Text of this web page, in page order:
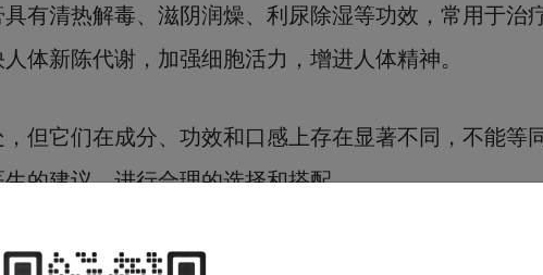
有清热解毒、滋阴润燥、利尿除湿等功效，常用于治
体新陈代谢，加强细胞活力，增进人体精神。
但它们在成分、功效和口感上存在显著不同，不能等
的建议，进行合理的选择和搭配。